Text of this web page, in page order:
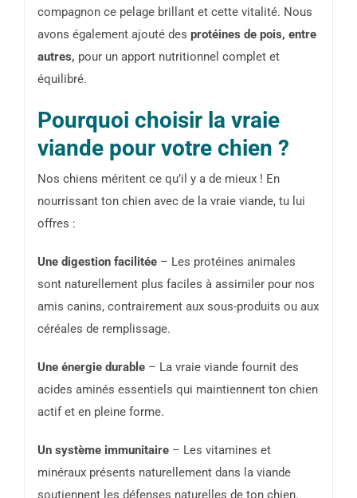
compagnon ce pelage brillant et cette vitalité. Nous
avons également ajouté des protéines de pois, entre
autres, pour un apport nutritionnel complet et
équilibré.
Pourquoi choisir la vraie
viande pour votre chien ?
Nos chiens méritent ce qu’il y a de mieux ! En
nourrissant ton chien avec de la vraie viande, tu lui
offres :
Une digestion facilitée– Les protéines animales
sont naturellement plus faciles à assimiler pour nos
amis canins, contrairement aux sous-produits ou aux
céréales de remplissage.
Une énergie durable– La vraie viande fournit des
acides aminés essentiels qui maintiennent ton chien
actif et en pleine forme.
Un système immunitaire – Les vitamines et
minéraux présents naturellement dans la viande
soutiennent les défenses naturelles de ton chien.